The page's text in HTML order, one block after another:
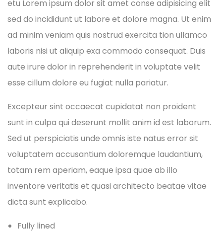
etu Lorem ipsum dolor sit amet conse adipisicing elit
sed do incididunt ut labore et dolore magna. Ut enim
ad minim veniam quis nostrud exercita tion ullamco
laboris nisi ut aliquip exa commodo consequat. Duis
aute irure dolor in reprehenderit in voluptate velit
esse cillum dolore eu fugiat nulla pariatur.
Excepteur sint occaecat cupidatat non proident
sunt in culpa qui deserunt mollit anim id est laborum.
Sed ut perspiciatis unde omnis iste natus error sit
voluptatem accusantium doloremque laudantium,
totam rem aperiam, eaque ipsa quae ab illo
inventore veritatis et quasi architecto beatae vitae
dicta sunt explicabo.
Fully lined